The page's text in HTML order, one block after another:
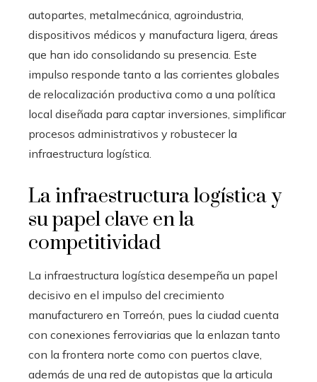
autopartes, metalmecánica, agroindustria,
dispositivos médicos y manufactura ligera, áreas
que han ido consolidando su presencia. Este
impulso responde tanto a las corrientes globales
de relocalización productiva como a una política
local diseñada para captar inversiones, simplificar
procesos administrativos y robustecer la
infraestructura logística.
La infraestructura logística y
su papel clave en la
competitividad
La infraestructura logística desempeña un papel
decisivo en el impulso del crecimiento
manufacturero en Torreón, pues la ciudad cuenta
con conexiones ferroviarias que la enlazan tanto
con la frontera norte como con puertos clave,
además de una red de autopistas que la articula